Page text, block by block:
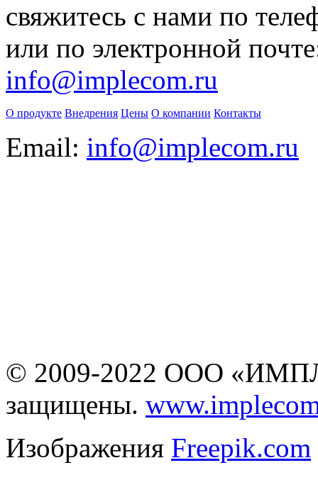
свяжитесь с нами по
или по электронной
info@implecom.ru
О продукте Внедрения Цены О компании Контакты
Email: info@implecom.ru
© 2009-2022 ООО
защищены.
Изображения Freepik.com